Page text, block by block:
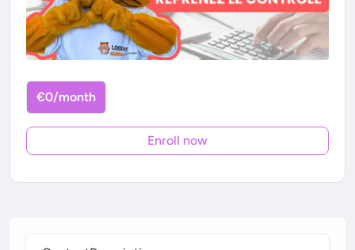
€0/month
Enroll now